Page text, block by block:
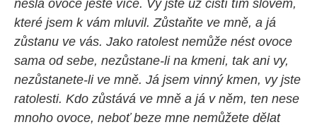
nesla ovoce ještě více. Vy jste už čistí tím slovem,
které jsem k vám mluvil. Zůstaňte ve mně, a já
zůstanu ve vás. Jako ratolest nemůže nést ovoce
sama od sebe, nezůstane-li na kmeni, tak ani vy,
nezůstanete-li ve mně. Já jsem vinný kmen, vy jste
ratolesti. Kdo zůstává ve mně a já v něm, ten nese
mnoho ovoce, neboť beze mne nemůžete dělat